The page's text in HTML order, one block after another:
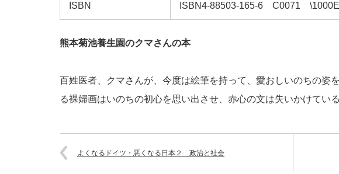
ISBN ISBN4-88503-165-6 C0071 \1000E
熊本菊池養生園のクマさんの本
百姓医者、クマさんが、今度は絵筆を持って、愛おしいのちの姿
る裸婦画はいのちの初心を思い出させ、赤心の文は失いかけてい
よくなるドイツ・悪くなる日本２ 政治と社会